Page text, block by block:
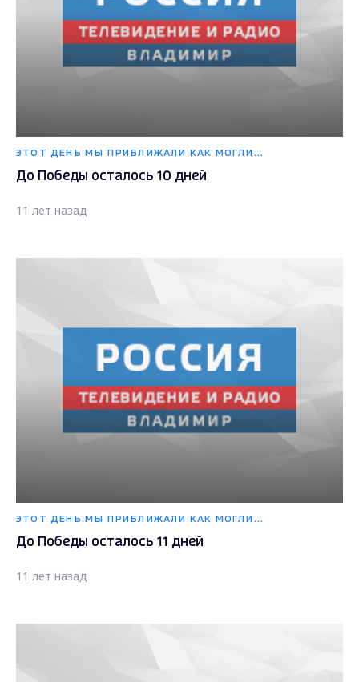
ЭТОТ ДЕНЬ МЫ ПРИБЛИЖАЛИ КАК МОГЛИ...
До Победы осталось 10 дней
11 лет назад
ЭТОТ ДЕНЬ МЫ ПРИБЛИЖАЛИ КАК МОГЛИ...
До Победы осталось 11 дней
11 лет назад